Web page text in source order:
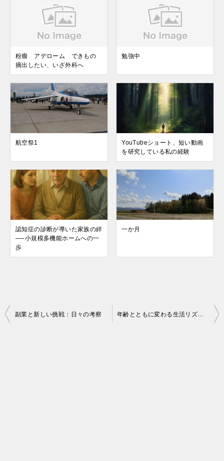
粉瘤 アデローム できもの
摘出したい、いざ外科へ
勉強中
航空祭1
YouTubeショート、短い動画
を研究している私の経験
認知症の診断が導いた家族の絆
──小規模多機能ホームへの一
歩
一か月
投
副業と新しい挑戦：日々の考察 年齢とともに変わる生活リズム: 効率的な時間の使い方を見つける